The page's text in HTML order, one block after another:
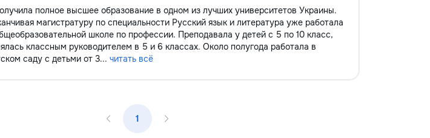
именно к вашему! Занятия проходят
весело, динамично, с любовью к
детям и заботой об их развитии.
Пишите в личные сообщения или
звоните: 📱 +37060597613 Обучение
полное высшее образование в одном из лучших университетов Украины.
магистратуру по специальности Русский язык и литература уже работала
школе по профессии. Преподавала у детей с 5 по 10 класс,
классным руководителем в 5 и 6 классах. Около полугода работала в
саду с детьми от 3... читать всё
1